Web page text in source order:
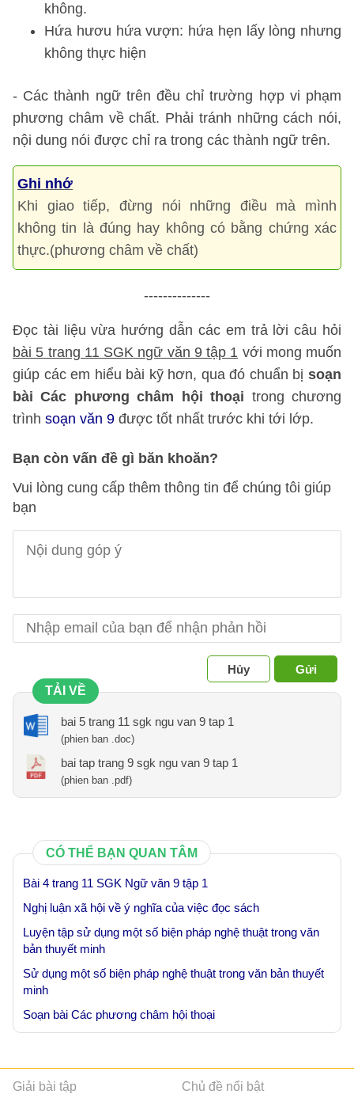
không.
Hứa hươu hứa vượn: hứa hẹn lấy lòng nhưng
không thực hiện
- Các thành ngữ trên đều chỉ trường hợp vi phạm
phương châm về chất. Phải tránh những cách nói,
nội dung nói được chỉ ra trong các thành ngữ trên.
Ghi nhớ
Khi giao tiếp, đừng nói những điều mà mình
không tin là đúng hay không có bằng chứng xác
thực.(phương châm về chất)
--------------
Đọc tài liệu vừa hướng dẫn các em trả lời câu hỏi
bài 5 trang 11 SGK ngữ văn 9 tập 1 với mong muốn
giúp các em hiểu bài kỹ hơn, qua đó chuẩn bị soạn
bài Các phương châm hội thoại trong chương
trình soạn văn 9 được tốt nhất trước khi tới lớp.
Bạn còn vấn đề gì băn khoăn?
Vui lòng cung cấp thêm thông tin để chúng tôi giúp
bạn
Hủy
Gửi
TẢI VỀ
bai 5 trang 11 sgk ngu van 9 tap 1
(phien ban .doc)
bai tap trang 9 sgk ngu van 9 tap 1
(phien ban .pdf)
CÓ THỂ BẠN QUAN TÂM
Bài 4 trang 11 SGK Ngữ văn 9 tập 1
Nghị luận xã hội về ý nghĩa của việc đọc sách
Luyện tập sử dụng một số biện pháp nghệ thuật trong văn
bản thuyết minh
Sử dụng một số biện pháp nghệ thuật trong văn bản thuyết
minh
Soạn bài Các phương châm hội thoại
Giải bài tập Chủ đề nổi bật